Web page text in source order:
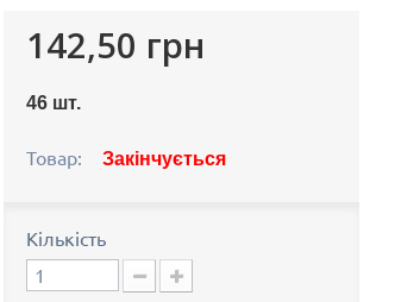
142,50 грн
46 шт.
Товар: Закінчується
Кількість